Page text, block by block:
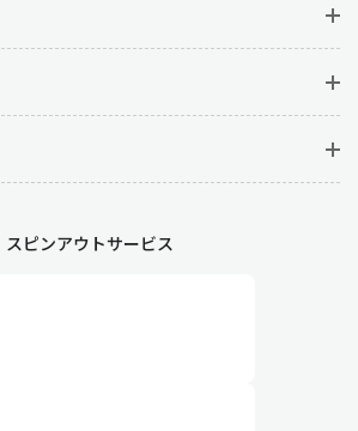
スピンアウトサービス